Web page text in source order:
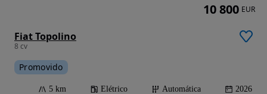
Fiat Topolino
8 cv
Promovido
5 km Elétrico Automática 2026
10 800 EUR